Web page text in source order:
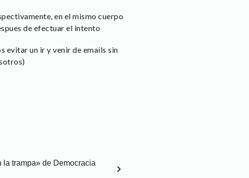
en el mismo cuerpo
de efectuar el intento
evitar un ir y venir de emails sin
la trampa» de Democracia
chevron_right